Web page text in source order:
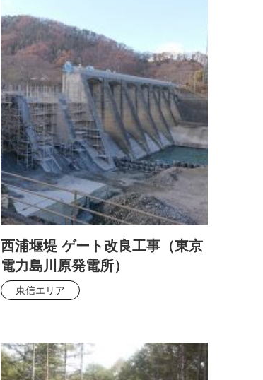
西浦堰堤 ゲート改良工事（東京
電力島川原発電所）
東信エリア